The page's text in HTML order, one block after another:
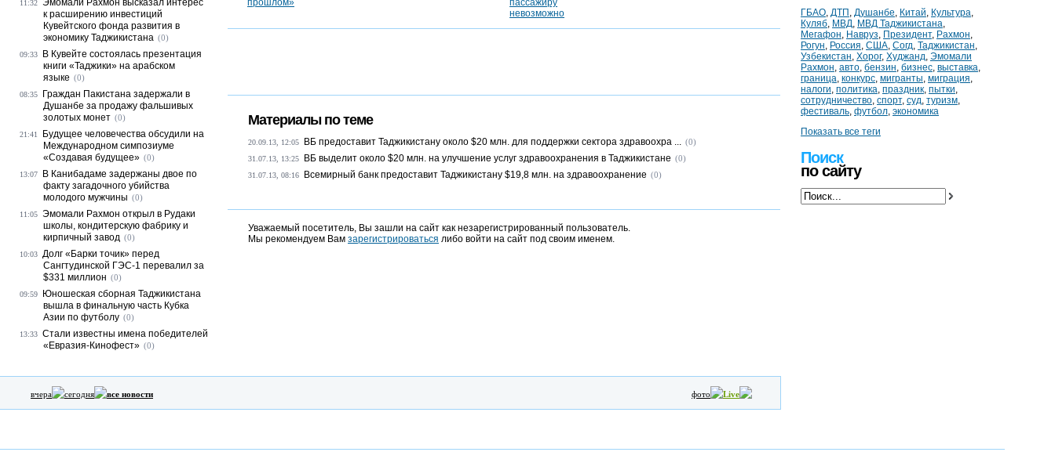
Материалы по теме
20.09.13, 12:05 ВБ предоставит Таджикистану около $20 млн. для поддержки сектора здравоохра ... (0)
31.07.13, 13:25 ВБ выделит около $20 млн. на улучшение услуг здравоохранения в Таджикистане (0)
31.07.13, 08:16 Всемирный банк предоставит Таджикистану $19,8 млн. на здравоохранение (0)
Уважаемый посетитель, Вы зашли на сайт как незарегистрированный пользователь.
Мы рекомендуем Вам зарегистрироваться либо войти на сайт под своим именем.
11:32 Эмомали Рахмон высказал интерес
к расширению инвестиций
Кувейтского фонда развития в
экономику Таджикистана (0)
09:33
В Кувейте состоялась презентация
книги «Таджики» на арабском
языке (0)
08:35
Граждан Пакистана задержали в
Душанбе за продажу фальшивых
золотых монет (0)
21:41
Будущее человечества обсудили на
Международном симпозиуме
«Создавая будущее» (0)
13:07
В Канибадаме задержаны двое по
факту загадочного убийства
молодого мужчины (0)
11:05 Эмомали Рахмон открыл в Рудаки
школы, кондитерскую фабрику и
кирпичный завод (0)
10:03 Долг «Барки точик» перед
Сангтудинской ГЭС-1 перевалил за
$331 миллион (0)
09:59
Юношеская сборная Таджикистана
вышла в финальную часть Кубка
Азии по футболу (0)
13:33 Стали известны имена победителей
«Евразия-Кинофест» (0)
вчера сегодня все новости фото Live
ГБАО, ДТП , Душанбе, Китай, Культура,
Куляб, МВД, МВД Таджикистана,
Мегафон, Навруз, Президент, Рахмон,
Рогун, Россия, США, Согд, Таджикистан,
Узбекистан, Хорог, Худжанд, Эмомали
Рахмон, авто, бензин, бизнес, выставка,
граница, конкурс, мигранты, миграция,
налоги, политика, праздник, пытки,
сотрудничество, спорт, суд, туризм,
фестиваль, футбол, экономика
Показать все теги
Поиск
по сайту